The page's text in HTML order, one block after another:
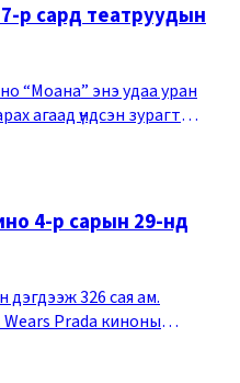
р сард театруудын
“Моана” энэ удаа уран
агаад үндсэн зурагт
до
4-р сарын 29-нд
дэгдээж 326 сая ам.
Prada киноны
товлолоо.